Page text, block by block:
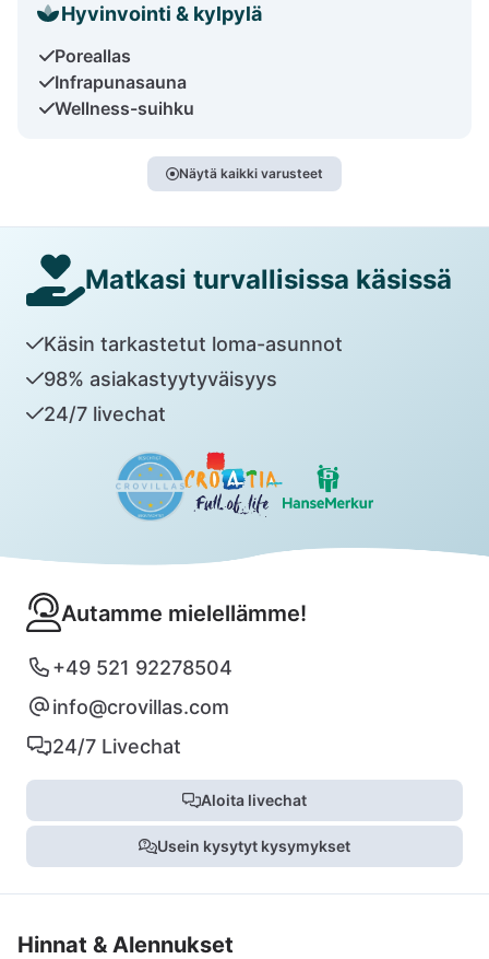
Hyvinvointi & kylpylä
Poreallas
Infrapunasauna
Wellness-suihku
Näytä kaikki varusteet
Matkasi turvallisissa käsissä
Käsin tarkastetut loma-asunnot
98% asiakastyytyväisyys
24/7 livechat
Autamme mielellämme!
+49 521 92278504
info@crovillas.com
24/7 Livechat
Aloita livechat
Usein kysytyt kysymykset
Hinnat & Alennukset